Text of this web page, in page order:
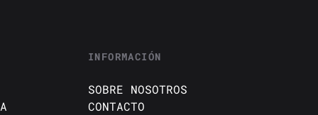
INFORMACIÓN
SOBRE NOSOTROS
CONTACTO